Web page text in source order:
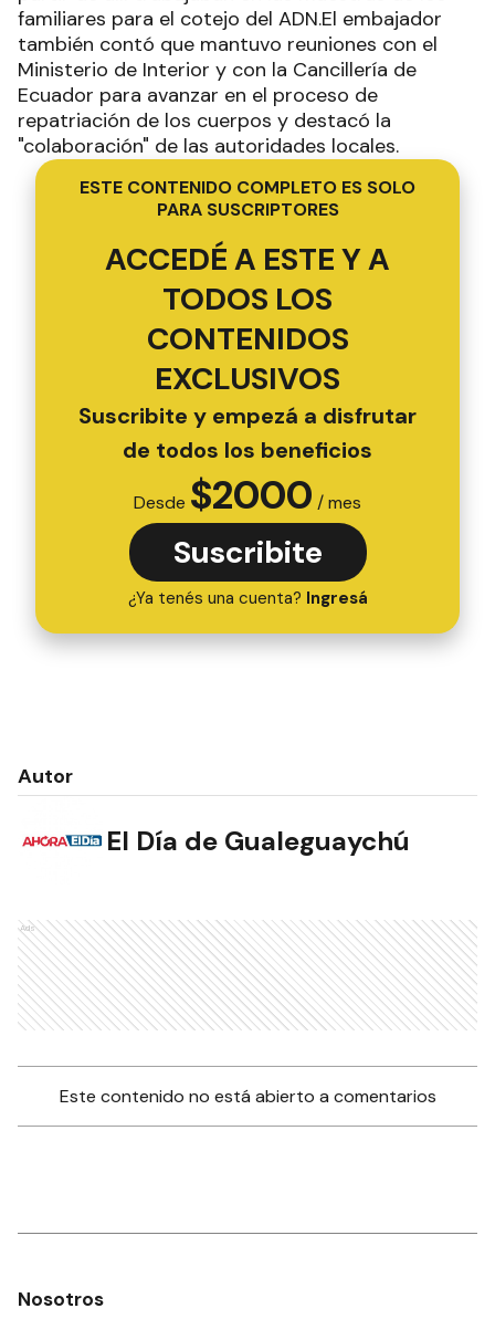
familiares para el cotejo del ADN.El embajador
también contó que mantuvo reuniones con el
Ministerio de Interior y con la Cancillería de
Ecuador para avanzar en el proceso de
repatriación de los cuerpos y destacó la
"colaboración" de las autoridades locales.
ESTE CONTENIDO COMPLETO ES SOLO
PARA SUSCRIPTORES
ACCEDÉ A ESTE Y A
TODOS LOS
CONTENIDOS
EXCLUSIVOS
Suscribite y empezá a disfrutar
de todos los beneficios
Desde $2000 / mes
Suscribite
¿Ya tenés una cuenta? Ingresá
Autor
El Día de Gualeguaychú
Ads
Este contenido no está abierto a comentarios
Nosotros